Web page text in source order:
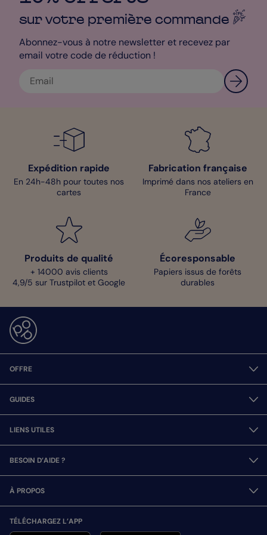
sur votre première commande
Abonnez-vous à notre newsletter et recevez par
email votre code de réduction !
Expédition rapide
En 24h-48h pour toutes nos
cartes
Fabrication française
Imprimé dans nos ateliers en
France
Produits de qualité
+ 14000 avis clients
4,9/5 sur Trustpilot et Google
Écoresponsable
Papiers issus de forêts
durables
OFFRE
GUIDES
LIENS UTILES
BESOIN D’AIDE ?
À PROPOS
TÉLÉCHARGEZ L’APP